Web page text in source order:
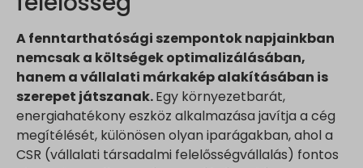
A fenntarthatósági szempontok napjainkban
nemcsak a költségek optimalizálásában,
hanem a vállalati márkakép alakításában is
szerepet játszanak.Egy környezetbarát,
energiahatékony eszköz alkalmazása javítja a cég
megítélését, különösen olyan iparágakban, ahol a
CSR (vállalati társadalmi felelősségvállalás) fontos
sbjs_udata
tk_qs
analytics.google.com
region1.analytics.google.com
region1.google-analytics.com
stats.g.doubleclick.net
googleads.g.doubleclick.net
pagead2.googlesyndication.com
www.googleadservices.com
www.youtube.com
magában foglal, amelyek nem tartoznak a megadott
Részletek megjelenítése
_dd_s
perf_*
s_epac
ssm_au_c